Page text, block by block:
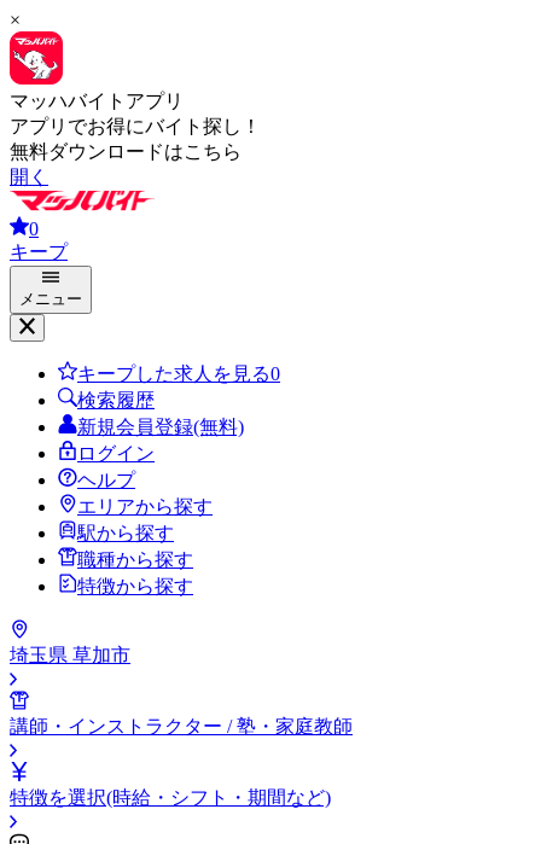
×
マッハバイトアプリ
アプリでお得にバイト探し！
無料ダウンロードはこちら
開く
0
キープ
メニュー
キープした求人を見る0
検索履歴
新規会員登録(無料)
ログイン
ヘルプ
エリアから探す
駅から探す
職種から探す
特徴から探す
埼玉県 草加市
講師・インストラクター / 塾・家庭教師
特徴を選択(時給・シフト・期間など)